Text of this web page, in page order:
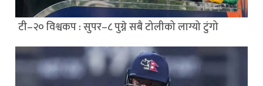
टी–२० विश्वकप : सुपर–८ पुग्ने सबै टोलीको लाग्यो टुंगो